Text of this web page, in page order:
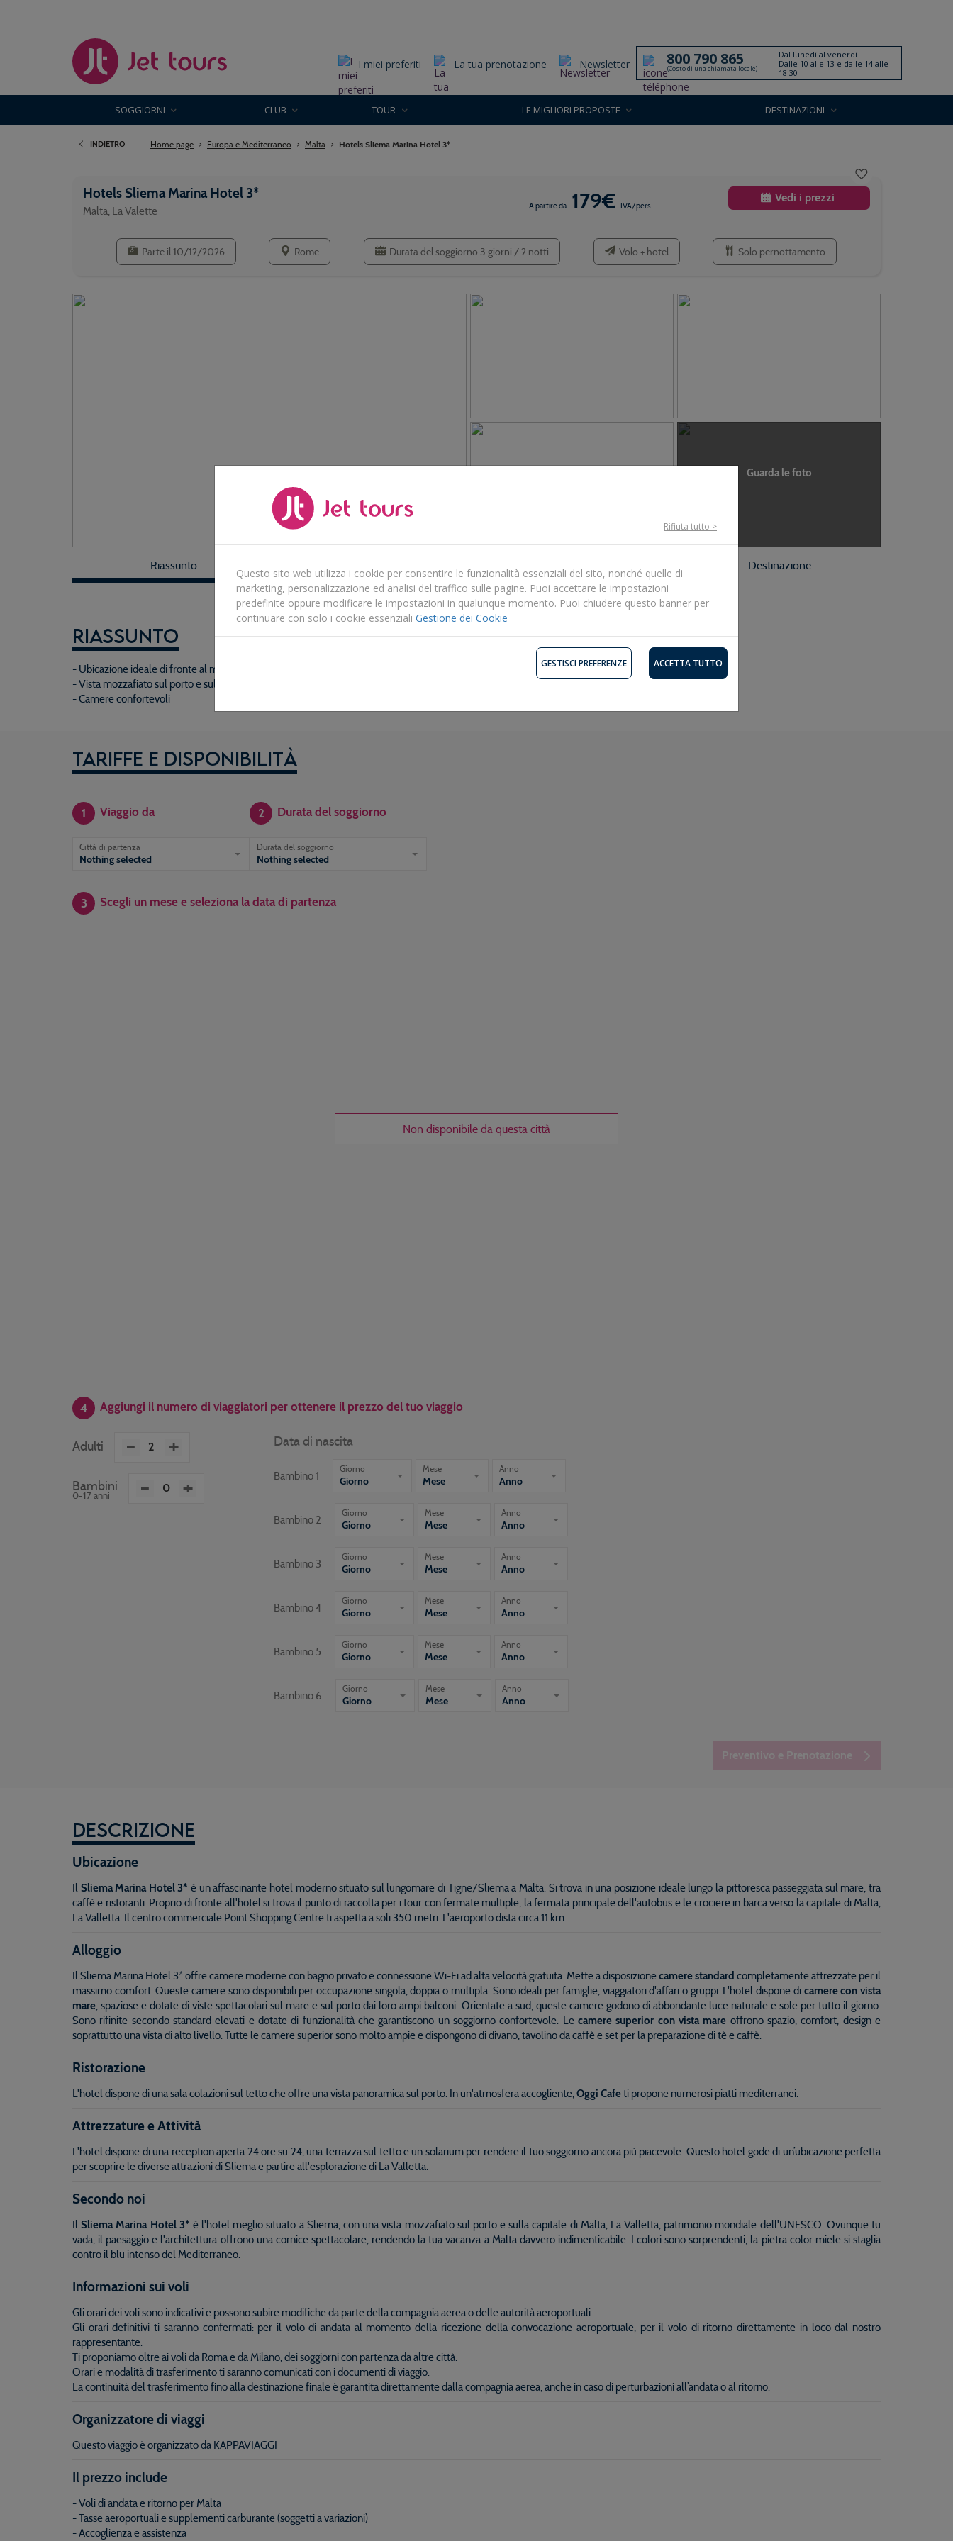
I miei preferiti La tua prenotazione Newsletter 800 790 865
(Costo di una chiamata locale)
Dal lunedì al venerdì
Dalle 10 alle 13 e dalle 14 alle
18:30
SOGGIORNI CLUB TOUR LE MIGLIORI PROPOSTE DESTINAZIONI
INDIETRO Home page Europa e Mediterraneo Malta Hotels Sliema Marina Hotel 3*
Hotels Sliema Marina Hotel 3*
Malta, La Valette A partire da179€ IVA/pers.
Vedi i prezzi
Parte il 10/12/2026 Rome Durata del soggiorno 3 giorni / 2 notti Volo + hotel Solo pernottamento
Guarda le foto
Riassunto Destinazione
Riassunto
- Ubicazione ideale di fronte al mare
- Vista mozzafiato sul porto e sulla capitale
- Camere confortevoli
Tariffe e disponibilità
1 Viaggio da
Città di partenza
Nothing selected
2 Durata del soggiorno
Durata del soggiorno
Nothing selected
3 Scegli un mese e seleziona la data di partenza
Disponibile dalgiorni /notti
Non disponibile da questa città
4 Aggiungi il numero di viaggiatori per ottenere il prezzo del tuo viaggio
Adulti - +
Bambini
0-17 anni - +
Data di nascita
Bambino 1
Giorno
Giorno
Mese
Mese
Anno
Anno
Bambino 2
Giorno
Giorno
Mese
Mese
Anno
Anno
Bambino 3
Giorno
Giorno
Mese
Mese
Anno
Anno
Bambino 4
Giorno
Giorno
Mese
Mese
Anno
Anno
Bambino 5
Giorno
Giorno
Mese
Mese
Anno
Anno
Bambino 6
Giorno
Giorno
Mese
Mese
Anno
Anno
Preventivo e Prenotazione
Descrizione
Ubicazione
Il Sliema Marina Hotel 3* è un affascinante hotel moderno situato sul lungomare di Tigne/Sliema a Malta. Si trova in una posizione ideale lungo la pittoresca passeggiata sul mare, tra
caffè e ristoranti. Proprio di fronte all'hotel si trova il punto di raccolta per i tour con fermate multiple, la fermata principale dell'autobus e le crociere in barca verso la capitale di Malta,
La Valletta. Il centro commerciale Point Shopping Centre ti aspetta a soli 350 metri. L'aeroporto dista circa 11 km.
Alloggio
Il Sliema Marina Hotel 3* offre camere moderne con bagno privato e connessione Wi-Fi ad alta velocità gratuita. Mette a disposizionecamere standard completamente attrezzate per il
massimo comfort. Queste camere sono disponibili per occupazione singola, doppia o multipla. Sono ideali per famiglie, viaggiatori d'affari o gruppi. L'hotel dispone di camere con vista
mare, spaziose e dotate di viste spettacolari sul mare e sul porto dai loro ampi balconi. Orientate a sud, queste camere godono di abbondante luce naturale e sole per tutto il giorno.
Sono rifinite secondo standard elevati e dotate di funzionalità che garantiscono un soggiorno confortevole. Le camere superior con vista mare offrono spazio, comfort, design e
soprattutto una vista di alto livello. Tutte le camere superior sono molto ampie e dispongono di divano, tavolino da caffè e set per la preparazione di tè e caffè.
Ristorazione
L'hotel dispone di una sala colazioni sul tetto che offre una vista panoramica sul porto. In un'atmosfera accogliente,Oggi Cafeti propone numerosi piatti mediterranei.
Attrezzature e Attività
L'hotel dispone di una reception aperta 24 ore su 24, una terrazza sul tetto e un solarium per rendere il tuo soggiorno ancora più piacevole. Questo hotel gode di un’ubicazione perfetta
per scoprire le diverse attrazioni di Sliema e partire all'esplorazione di La Valletta.
Secondo noi
IlSliema Marina Hotel 3* è l'hotel meglio situato a Sliema, con una vista mozzafiato sul porto e sulla capitale di Malta, La Valletta, patrimonio mondiale dell'UNESCO. Ovunque tu
vada, il paesaggio e l'architettura offrono una cornice spettacolare, rendendo la tua vacanza a Malta davvero indimenticabile. I colori sono sorprendenti, la pietra color miele si staglia
contro il blu intenso del Mediterraneo.
Informazioni sui voli
Gli orari dei voli sono indicativi e possono subire modifiche da parte della compagnia aerea o delle autorità aeroportuali.
Gli orari definitivi ti saranno confermati: per il volo di andata al momento della ricezione della convocazione aeroportuale, per il volo di ritorno direttamente in loco dal nostro
rappresentante.
Ti proponiamo oltre ai voli da Roma e da Milano, dei soggiorni con partenza da altre città.
Orari e modalità di trasferimento ti saranno comunicati con i documenti di viaggio.
La continuità del trasferimento fino alla destinazione finale è garantita direttamente dalla compagnia aerea, anche in caso di perturbazioni all’andata o al ritorno.
Organizzatore di viaggi
Questo viaggio è organizzato da KAPPAVIAGGI
Il prezzo include
- Voli di andata e ritorno per Malta
- Tasse aeroportuali e supplementi carburante (soggetti a variazioni)
- Accoglienza e assistenza
Rifiuta tutto >
Questo sito web utilizza i cookie per consentire le funzionalità essenziali del sito, nonché quelle di
marketing, personalizzazione ed analisi del traffico sulle pagine. Puoi accettare le impostazioni
predefinite oppure modificare le impostazioni in qualunque momento. Puoi chiudere questo banner per
continuare con solo i cookie essenziali Gestione dei Cookie
GESTISCI PREFERENZE ACCETTA TUTTO